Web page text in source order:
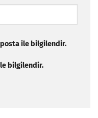
ile bilgilendir.
bilgilendir.